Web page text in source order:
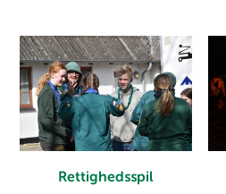
Rettighedsspil